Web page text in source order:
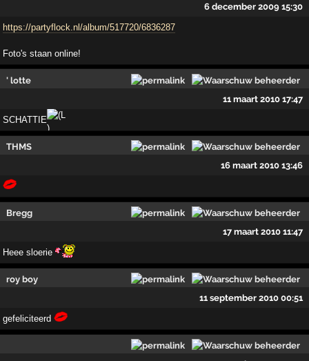
6 december 2009 15:30
https://partyflock.nl/album/517720/6836287
Foto's staan online!
' lotte
11 maart 2010 17:47
SCHATTIE
THMS
16 maart 2010 13:46
Bregg
17 maart 2010 11:47
Heee sloerie
roy boy
11 september 2010 00:51
gefeliciteerd